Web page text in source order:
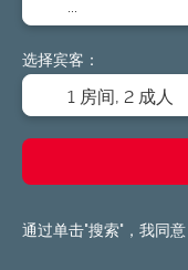
选择宾客：
1 房间, 2 成人
通过单击"搜索"，我同意